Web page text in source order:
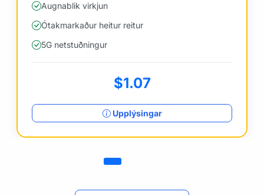
Augnablik virkjun
Ótakmarkaður heitur reitur
5G netstuðningur
$1.07
Upplýsingar